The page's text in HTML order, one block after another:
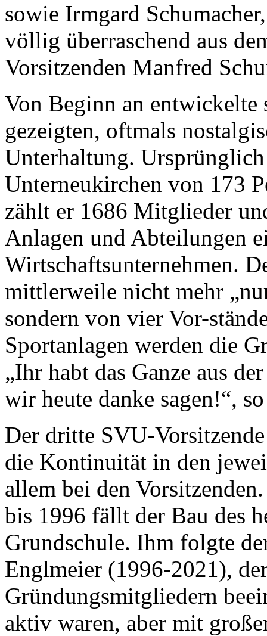
sowie Irmgard
völlig überraschend aus
Vorsitzenden Manfred
Von Beginn an
gezeigten, oftmals
Unterhaltung.
Unterneukirchen von 173
zählt er 1686 Mitglieder
Anlagen und Abteilungen
Wirtschaftsunternehmen.
mittlerweile nicht mehr
sondern von vier Vor-
Sportanlagen werden die
„Ihr habt das Ganze aus
wir heute danke sagen!“,
Der dritte SVU-
die Kontinuität in den
allem bei den
bis 1996 fällt der Bau des
Grundschule. Ihm folgte
Englmeier (1996-2021),
Gründungsmitgliedern
aktiv waren, aber mit